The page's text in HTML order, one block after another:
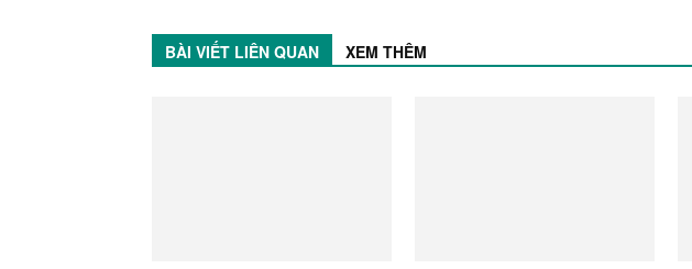
BÀI VIẾT LIÊN QUAN XEM THÊM